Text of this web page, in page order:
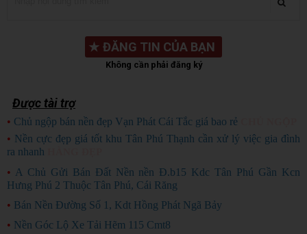
★ ĐĂNG TIN CỦA BẠN
Không cần phải đăng ký
Được tài trợ
• Chủ ngộp bán nền đẹp Vạn Phát Cái Tắc giá bao rẻ
• Nền cực đẹp giá tốt khu Tân Phú Thạnh cần xử lý việc gia đình
ra nhanh
• A Chủ Gửi Bán Đất Nền nền Đ.b15 Kdc Tân Phú Gần Kcn
Hưng Phú 2 Thuộc Tân Phú, Cái Răng
• Bán Nền Đường Số 1, Kdt Hồng Phát Ngã Bảy
• Nền Góc Lộ Xe Tải Hẽm 115 Cmt8